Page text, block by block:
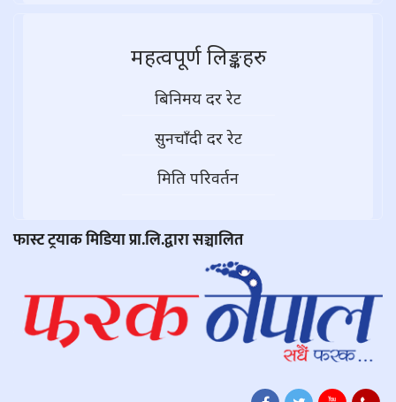
महत्वपूर्ण लिङ्कहरु
बिनिमय दर रेट
सुनचाँदी दर रेट
मिति परिवर्तन
फास्ट ट्रयाक मिडिया प्रा.लि.द्वारा सञ्चालित